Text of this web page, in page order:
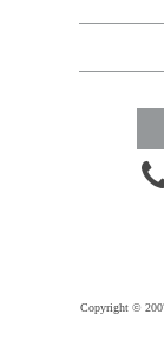
Copyright ©